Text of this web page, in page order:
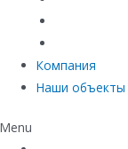
Компания
Наши объекты
Menu